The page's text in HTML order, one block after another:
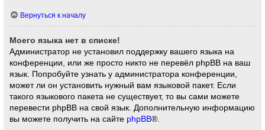
Вернуться к началу
Моего языка нет в списке!
Администратор не установил поддержку вашего языка на
конференции, или же просто никто не перевёл phpBB на ваш
язык. Попробуйте узнать у администратора конференции,
может ли он установить нужный вам языковой пакет. Если
такого языкового пакета не существует, то вы сами можете
перевести phpBB на свой язык. Дополнительную информацию
вы можете получить на сайте phpBB®.